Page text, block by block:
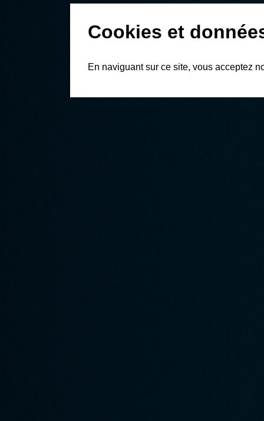
Cookies et
En naviguant sur ce site, vous acceptez